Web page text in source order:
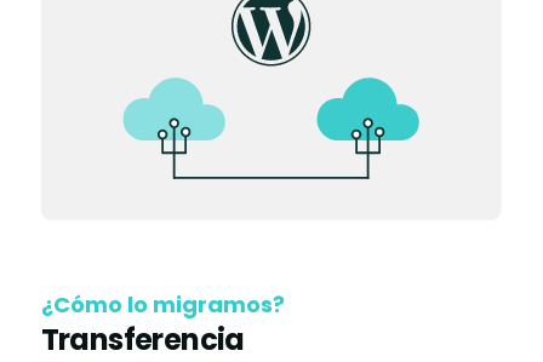
¿Cómo lo migramos?
Transferencia